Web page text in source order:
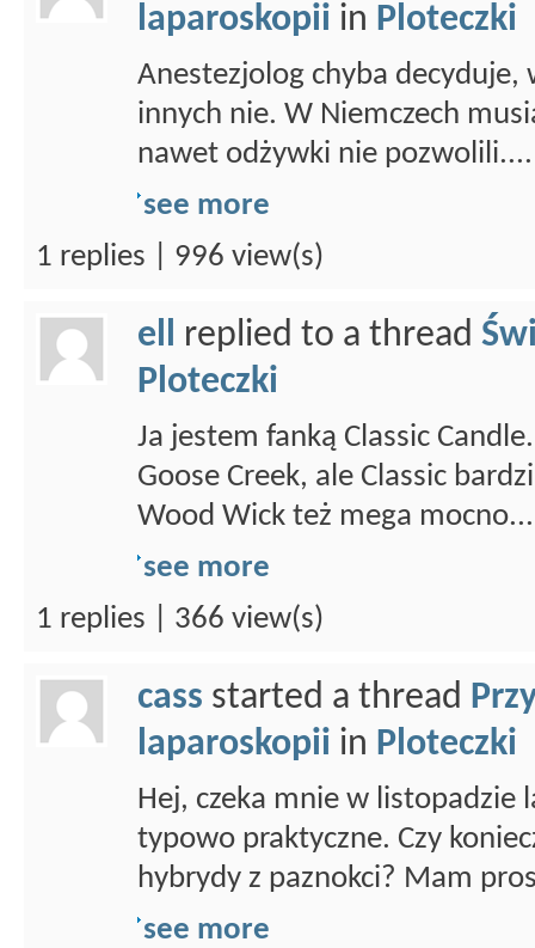
laparoskopii in Ploteczki
Anestezjolog chyba
innych nie. W Niemczech
nawet odżywki nie pozwolili....
see more
1 replies | 996 view(s)
ell replied to a thread
Ploteczki
Ja jestem fanką Classic
Goose Creek, ale Classic
Wood Wick też mega mocno...
see more
1 replies | 366 view(s)
cass started a thread
laparoskopii in Ploteczki
Hej, czeka mnie w listopadzie
typowo praktyczne. Czy
hybrydy z paznokci? Mam
see more